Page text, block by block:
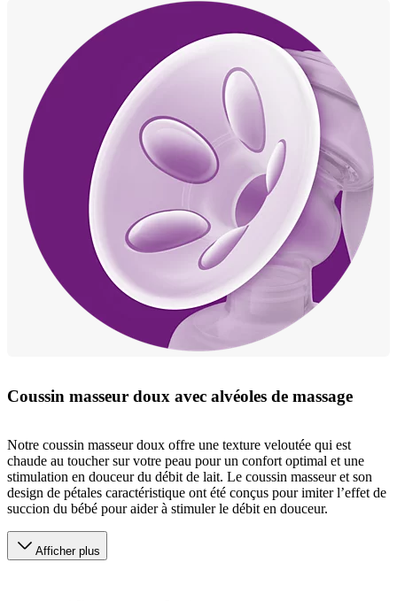
Coussin masseur doux avec alvéoles de massage
Notre coussin masseur doux offre une texture veloutée qui est
chaude au toucher sur votre peau pour un confort optimal et une
stimulation en douceur du débit de lait. Le coussin masseur et son
design de pétales caractéristique ont été conçus pour imiter l’effet de
succion du bébé pour aider à stimuler le débit en douceur.
Afficher plus